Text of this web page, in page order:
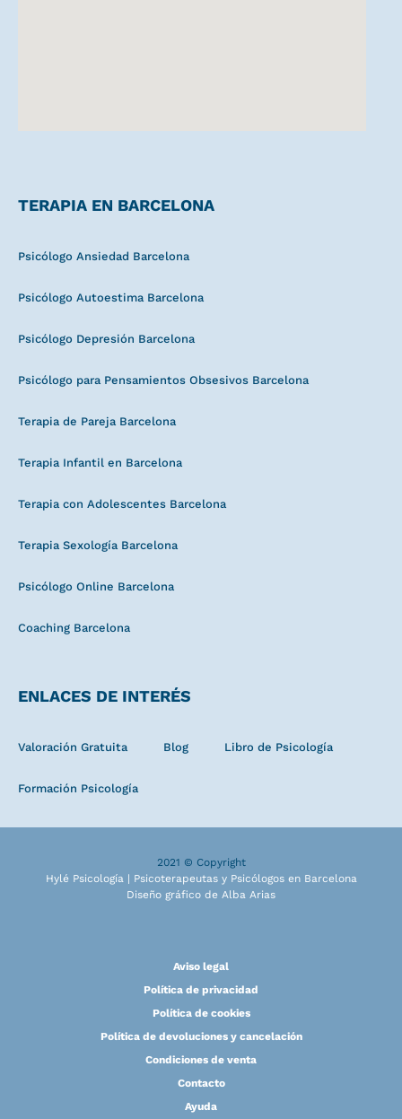
TERAPIA EN BARCELONA
Psicólogo Ansiedad Barcelona
Psicólogo Autoestima Barcelona
Psicólogo Depresión Barcelona
Psicólogo para Pensamientos Obsesivos Barcelona
Terapia de Pareja Barcelona
Terapia Infantil en Barcelona
Terapia con Adolescentes Barcelona
Terapia Sexología Barcelona
Psicólogo Online Barcelona
Coaching Barcelona
ENLACES DE INTERÉS
Valoración Gratuita Blog Libro de Psicología
Formación Psicología
2021 © Copyright
Hylé Psicología | Psicoterapeutas y Psicólogos en Barcelona
Diseño gráfico de Alba Arias
Aviso legal
Política de privacidad
Política de cookies
Política de devoluciones y cancelación
Condiciones de venta
Contacto
Ayuda